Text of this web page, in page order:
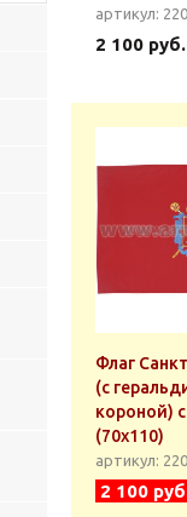
артикул:
2 100
Флаг
(с
короной)
(70x110)
артикул:
2 100